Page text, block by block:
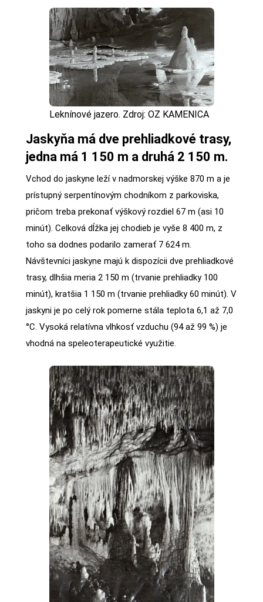
Leknínové jazero. Zdroj: OZ KAMENICA
Jaskyňa má dve prehliadkové trasy,
jedna má 1 150 m a druhá 2 150 m.
Vchod do jaskyne leží v nadmorskej výške 870 m a je
prístupný serpentínovým chodníkom z parkoviska,
pričom treba prekonať výškový rozdiel 67 m (asi 10
minút). Celková dĺžka jej chodieb je vyše 8 400 m, z
toho sa dodnes podarilo zamerať 7 624 m.
Návštevníci jaskyne majú k dispozícii dve prehliadkové
trasy, dlhšia meria 2 150 m (trvanie prehliadky 100
minút), kratšia 1 150 m (trvanie prehliadky 60 minút). V
jaskyni je po celý rok pomerne stála teplota 6,1 až 7,0
°C. Vysoká relatívna vlhkosť vzduchu (94 až 99 %) je
vhodná na speleoterapeutické využitie.